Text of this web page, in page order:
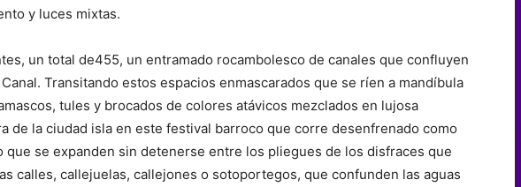
y luces mixtas.
un total de455, un entramado rocambolesco de canales que confluyen
Transitando estos espacios enmascarados que se ríen a mandíbula
tules y brocados de colores atávicos mezclados en lujosa
de la ciudad isla en este festival barroco que corre desenfrenado como
que se expanden sin detenerse entre los pliegues de los disfraces que
calles, callejuelas, callejones o sotoportegos, que confunden las aguas